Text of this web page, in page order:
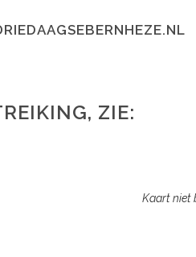
ZIE:
Kaart niet